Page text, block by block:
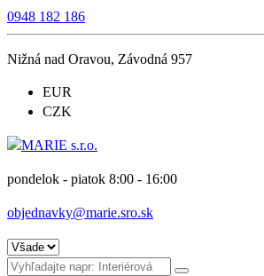
0948 182 186
Nižná nad Oravou, Závodná 957
EUR
CZK
pondelok - piatok 8:00 - 16:00
objednavky@marie.sro.sk